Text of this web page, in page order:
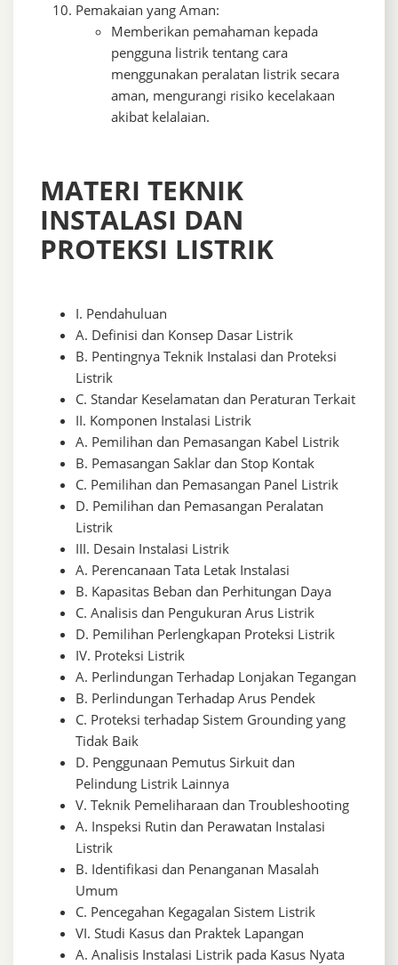
Pemakaian yang Aman:
Memberikan pemahaman kepada
pengguna listrik tentang cara
menggunakan peralatan listrik secara
aman, mengurangi risiko kecelakaan
akibat kelalaian.
MATERI TEKNIK
INSTALASI DAN
PROTEKSI LISTRIK
I. Pendahuluan
A. Definisi dan Konsep Dasar Listrik
B. Pentingnya Teknik Instalasi dan Proteksi
Listrik
C. Standar Keselamatan dan Peraturan Terkait
II. Komponen Instalasi Listrik
A. Pemilihan dan Pemasangan Kabel Listrik
B. Pemasangan Saklar dan Stop Kontak
C. Pemilihan dan Pemasangan Panel Listrik
D. Pemilihan dan Pemasangan Peralatan
Listrik
III. Desain Instalasi Listrik
A. Perencanaan Tata Letak Instalasi
B. Kapasitas Beban dan Perhitungan Daya
C. Analisis dan Pengukuran Arus Listrik
D. Pemilihan Perlengkapan Proteksi Listrik
IV. Proteksi Listrik
A. Perlindungan Terhadap Lonjakan Tegangan
B. Perlindungan Terhadap Arus Pendek
C. Proteksi terhadap Sistem Grounding yang
Tidak Baik
D. Penggunaan Pemutus Sirkuit dan
Pelindung Listrik Lainnya
V. Teknik Pemeliharaan dan Troubleshooting
A. Inspeksi Rutin dan Perawatan Instalasi
Listrik
B. Identifikasi dan Penanganan Masalah
Umum
C. Pencegahan Kegagalan Sistem Listrik
VI. Studi Kasus dan Praktek Lapangan
A. Analisis Instalasi Listrik pada Kasus Nyata